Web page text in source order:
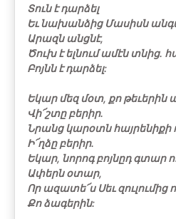
Տուն է դարձել
Եւ նախանձից Մասիսն
Արազն անցնէ,
Ծուխ է ելնում ամէն տնից.
Բոյնն է դարձել:
Եկար մեզ մօտ, քո
Վի՜շտը բերիր.
Նրանց կարօտն հայրենիքի
Ի՜ղձը բերիր.
Եկար, նորոգ բոյնըդ գտար ու
Ափերն օտար,
Որ ազատե՜ս Սեւ զուլումից
Քո ձագերին: